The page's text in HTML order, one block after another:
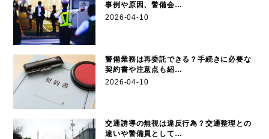
事例や原因、警備会…
2026-04-10
警備業務は再委託できる？手続きに必要な
契約書や注意点も紹…
2026-04-10
交通誘導の無視は違反行為？交通整理との
違いや警備員として…